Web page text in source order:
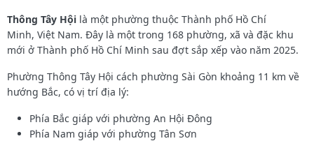
Thông Tây Hội là một phường thuộc Thành phố Hồ Chí
Minh, Việt Nam. Đây là một trong 168 phường, xã và đặc khu
mới ở Thành phố Hồ Chí Minh sau đợt sắp xếp vào năm 2025.
Phường Thông Tây Hội cách phường Sài Gòn khoảng 11 km về
hướng Bắc, có vị trí địa lý:
Phía Bắc giáp với phường An Hội Đông
Phía Nam giáp với phường Tân Sơn